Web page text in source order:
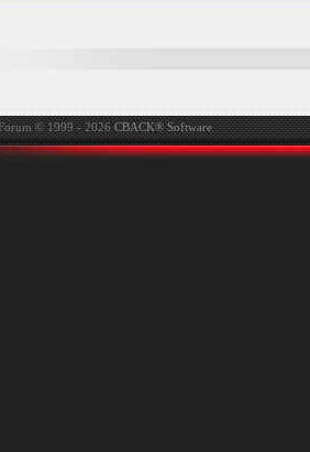
Ich habe mein Passwort
vergessen|Registrieren
© 1999 - 2026CBACK® Software